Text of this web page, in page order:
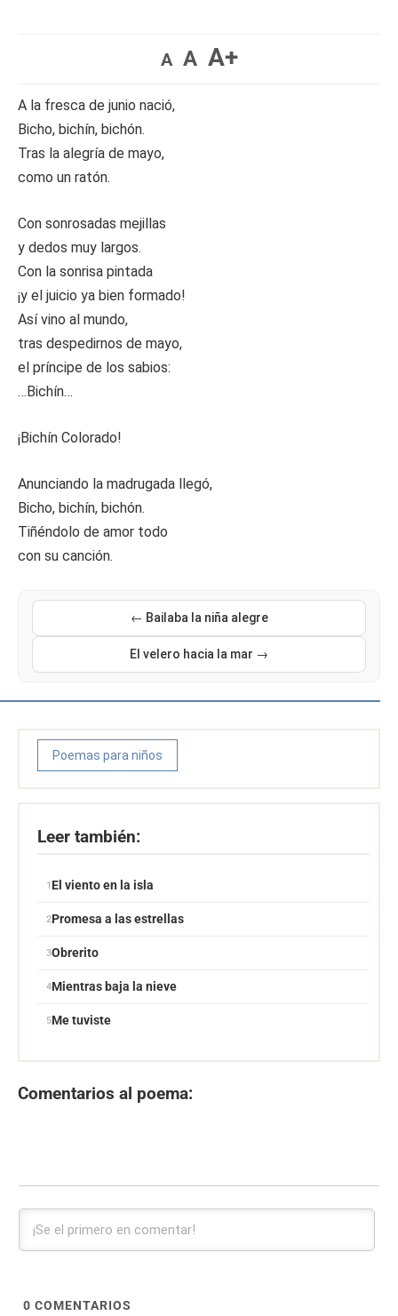
A A A+
A la fresca de junio nació,
Bicho, bichín, bichón.
Tras la alegría de mayo,
como un ratón.
Con sonrosadas mejillas
y dedos muy largos.
Con la sonrisa pintada
¡y el juicio ya bien formado!
Así vino al mundo,
tras despedirnos de mayo,
el príncipe de los sabios:
…Bichín…
¡Bichín Colorado!
Anunciando la madrugada llegó,
Bicho, bichín, bichón.
Tiñéndolo de amor todo
con su canción.
← Bailaba la niña alegre
El velero hacia la mar →
Poemas para niños
Leer también:
El viento en la isla
Promesa a las estrellas
Obrerito
Mientras baja la nieve
Me tuviste
Comentarios al poema:
0 COMENTARIOS